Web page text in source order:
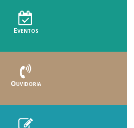
Eventos
Ouvidoria